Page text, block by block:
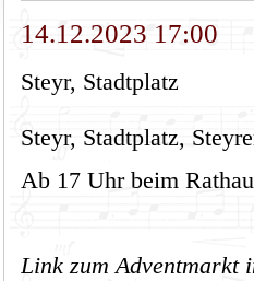
14.12.2023 17:00
Steyr, Stadtplatz
Steyr, Stadtplatz,
Ab 17 Uhr beim
Link zum Adventmarkt